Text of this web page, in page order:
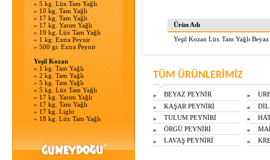
»5 kg. Lüx Tam Yağlı
»10 kg. Tam Yağlı
»17 kg. Tam Yağlı
»17 kg. Yarım Yağlı
»19 kg. Lüx Tam Yağlı
»1 kg. Extra Peynir
»500 gr. Extra Peynir
Yeşil Kozan
» 1 kg. Tam Yağlı
» 2 kg. Tam Yağlı
» 5 kg. Tam Yağlı
» 5 kg. Lüx Tam Yağlı
» 17 kg. Yarım Yağlı
» 17 kg. Tam Yağlı
» 17 kg. Light
» 18 kg. Lüx Tam Yağlı
Ürün Adı
Yeşil Kozan Lüx Tam Yağlı
TÜM ÜRÜNLERİMİZ
» BEYAZ PEYNİR
» KAŞAR PEYNİRİ
» TULUM PEYNİRİ
» ÖRGÜ PEYNİRİ
» LAVAŞ PEYNİRİ
»
» DİL
»
»
»